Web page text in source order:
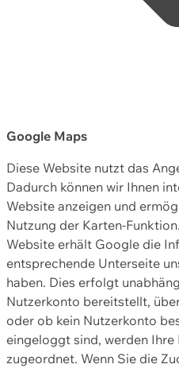
Google Maps
Diese Website nutzt das
Dadurch können wir Ihnen
Website anzeigen und
Nutzung der Karten-
Website erhält Google die
entsprechende Unterseite
haben. Dies erfolgt
Nutzerkonto bereitstellt,
oder ob kein Nutzerkonto
eingeloggt sind, werden
zugeordnet. Wenn Sie die